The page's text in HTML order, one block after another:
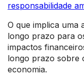
responsabilidade
O que implica uma
longo prazo para
impactos
longo prazo sobre
economia.